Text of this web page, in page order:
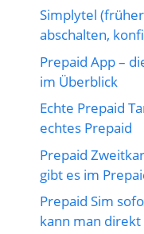
Simplytel
abschalten,
Prepaid App –
im Überblick
Echte Prepaid
echtes Prepaid
Prepaid
gibt es im
Prepaid Sim
kann man